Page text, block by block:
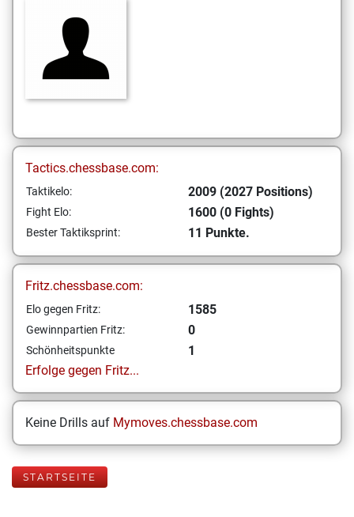
Tactics.chessbase.com:
Taktikelo: 2009 (2027 Positions)
Fight Elo: 1600 (0 Fights)
Bester Taktiksprint: 11 Punkte.
Fritz.chessbase.com:
Elo gegen Fritz: 1585
Gewinnpartien Fritz: 0
Schönheitspunkte
1
Erfolge gegen Fritz...
Keine Drills auf Mymoves.chessbase.com
STARTSEITE